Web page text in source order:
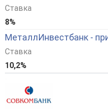
Ставка
8%
МеталлИнвестбанк -
Ставка
10,2%